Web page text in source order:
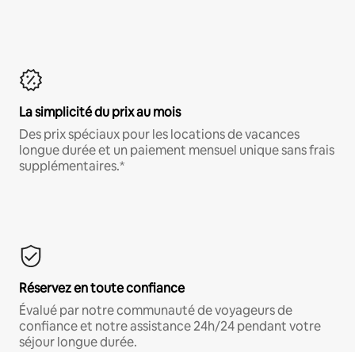
La simplicité du prix au mois
Des prix spéciaux pour les locations de vacances
longue durée et un paiement mensuel unique sans frais
supplémentaires.*
Réservez en toute confiance
Évalué par notre communauté de voyageurs de
confiance et notre assistance 24h/24 pendant votre
séjour longue durée.